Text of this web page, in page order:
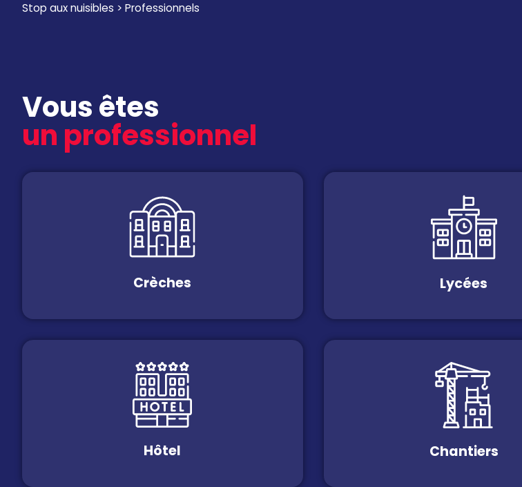
Stop aux nuisibles > Professionnels
Vous êtes
un professionnel
Crèches Lycées
Hôtel Chantiers